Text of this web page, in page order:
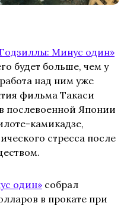
Минус один»
будет больше, чем у
над ним уже
фильма Такаси
послевоенной Японии
камикадзе,
стресса после
один» собрал
в прокате при